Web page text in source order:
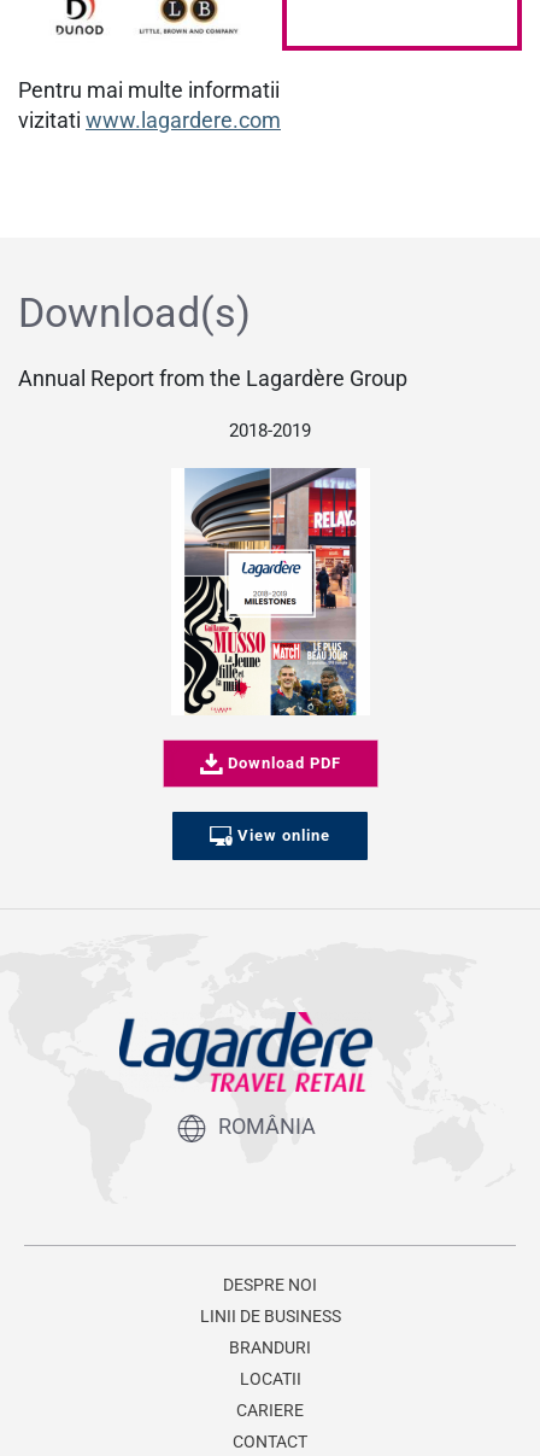
Pentru mai multe informatii
vizitati www.lagardere.com
Download(s)
Annual Report from the Lagardère Group
2018-2019
Download PDF
View online
ROMÂNIA
DESPRE NOI
LINII DE BUSINESS
BRANDURI
LOCATII
CARIERE
CONTACT